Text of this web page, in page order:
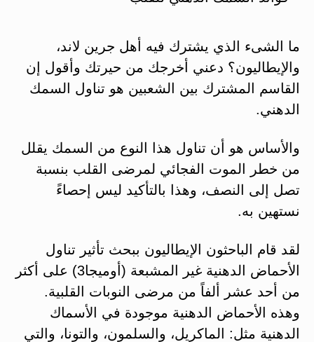
ما الشىء الذي يشترك فيه أهل جرين لاند،
والإيطاليون؟ دعني أخرجك من حيرتك وأقول إن
القاسم المشترك بين الشعبين هو تناول السمك
الدهني.
والأساس هو أن تناول هذا النوع من السمك يقلل
من خطر الموت الفجائي لمرضى القلب بنسبة
تصل إلى النصف، وهذا بالتأكيد ليس إحصاءً
نستهين به.
لقد قام الباحثون الإيطاليون ببحث تأثير تناول
الأحماض الدهنية غير المشبعة (أوميجا3) على أكثر
من أحد عشر ألفاً من مرضى النوبات القلبية.
وهذه الأحماض الدهنية موجودة في الأسماك
الدهنية مثل: الماكريل، والسلمون، والتونا، والتي